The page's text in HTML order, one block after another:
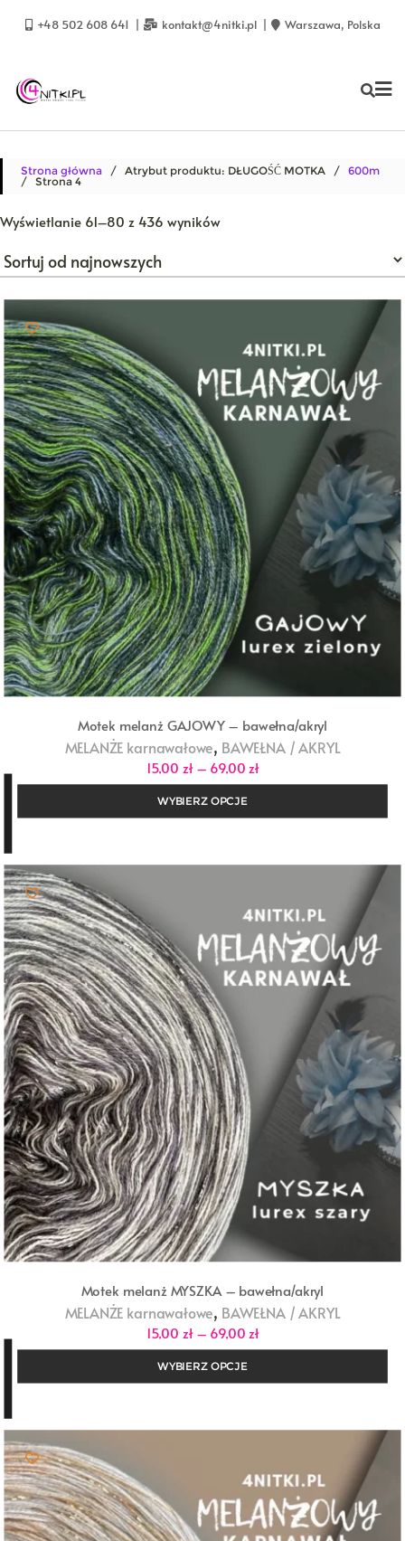
+48 502 608 641 kontakt@4nitki.pl Warszawa, Polska
Strona główna / Atrybut produktu: DŁUGOŚĆ MOTKA / 600m
/ Strona 4
Wyświetlanie 61–80 z 436 wynikówPosortowane
Motek melanż GAJOWY – bawełna/akryl
MELANŻE karnawałowe, BAWEŁNA / AKRYL
15,00 zł – 69,00 złZakres
cen:
do
WYBIERZ OPCJE
Motek melanż MYSZKA – bawełna/akryl
MELANŻE karnawałowe, BAWEŁNA / AKRYL
15,00 zł – 69,00 złZakres
cen:
do
WYBIERZ OPCJE